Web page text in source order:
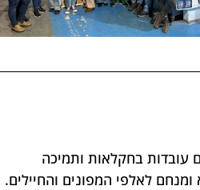
הדחוף לידיים עובדות בחקלאות ותמיכה
לאלפי המפונים והחיילים.